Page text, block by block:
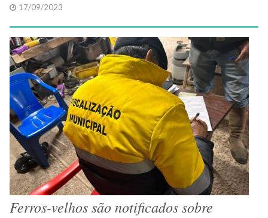
17/09/2023
Ferros-velhos são notificados sobre